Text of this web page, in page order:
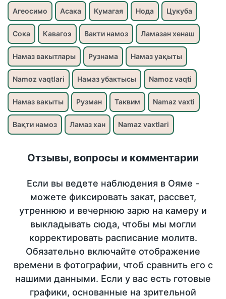
Агеосимо Асака Кумагая Нода Цукуба
Сока Кавагоэ Вакти намоз Ламазан хенаш
Намаз вакытлары Рузнама Намаз уақыты
Namoz vaqtlari Намаз убактысы Namoz vaqti
Намаз вакыты Рузман Таквим Namaz vaxti
Вақти намоз Ламаз хан Namaz vaxtlari
Отзывы, вопросы и комментарии
Если вы ведете наблюдения в Ояме -
можете фиксировать закат, рассвет,
утреннюю и вечернюю зарю на камеру и
выкладывать сюда, чтобы мы могли
корректировать расписание молитв.
Обязательно включайте отображение
времени в фотографии, чтоб сравнить его с
нашими данными. Если у вас есть готовые
графики, основанные на зрительной